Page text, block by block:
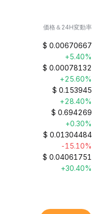
価格＆24H変動率
$ 0.00670667
+5.40%
$ 0.00078132
+25.60%
$ 0.153945
+28.40%
$ 0.694269
+0.30%
$ 0.01304484
-15.10%
$ 0.04061751
+30.40%